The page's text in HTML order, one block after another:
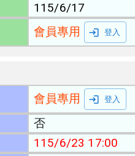
115/6/17
會員專用 登入
會員專用 登入
否
115/6/23 17:00